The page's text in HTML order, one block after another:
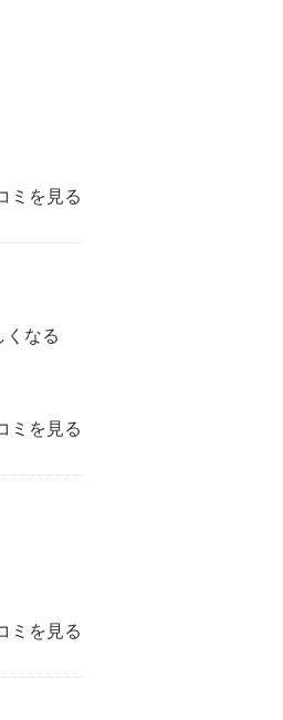
ミを見る
くなる
ミを見る
ミを見る